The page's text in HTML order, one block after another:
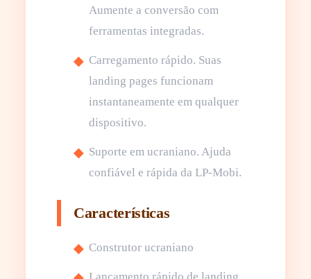
Aumente a conversão com
ferramentas integradas.
Carregamento rápido. Suas
landing pages funcionam
instantaneamente em qualquer
dispositivo.
Suporte em ucraniano. Ajuda
confiável e rápida da LP-Mobi.
Características
Construtor ucraniano